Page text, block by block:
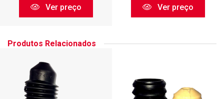
Ver preço Ver preço
Produtos Relacionados